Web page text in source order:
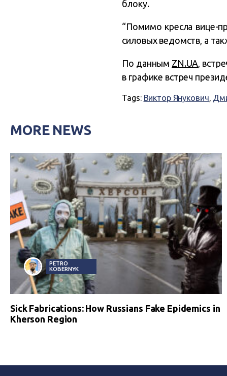
блоку.
“Помимо кресла вице-
силовых ведомств, а
По данным ZN.UA,
в графике встреч
Tags: Виктор Янукович,
MORE NEWS
PETRO
KOBERNYK
Sick Fabrications: How Russians Fake Epidemics in
Kherson Region